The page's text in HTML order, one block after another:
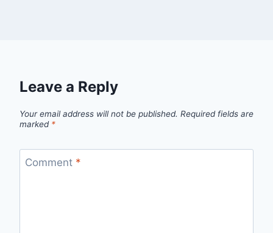
Leave a Reply
Your email address will not be published. Required fields are
marked *
Comment *